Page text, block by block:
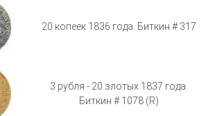
20 копеек 1836 года. Биткин # 317
3 рубля - 20 злотых 1837 года.
Биткин # 1078 (R)